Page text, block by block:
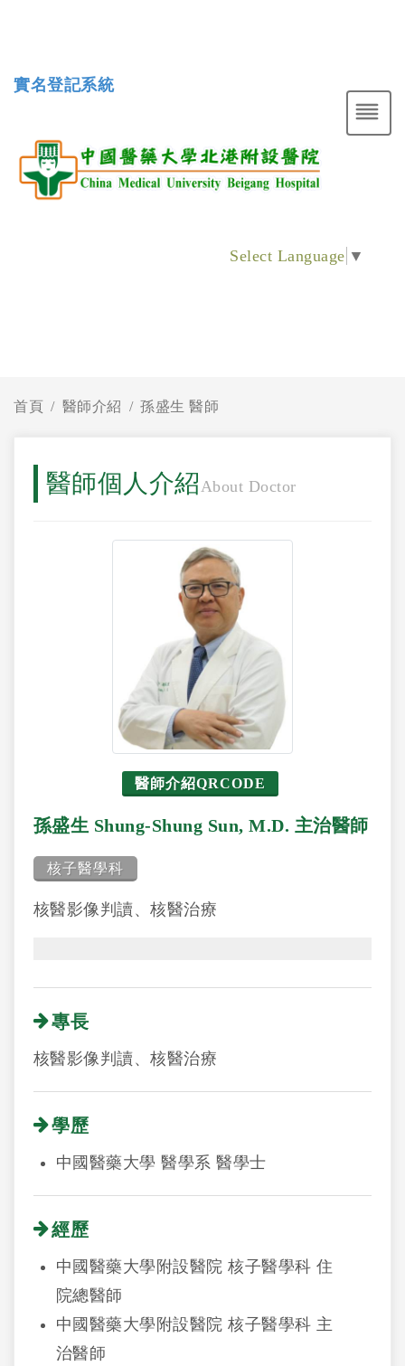
實名登記系統
Select Language ▼
首頁 醫師介紹 孫盛生 醫師
醫師個人介紹About Doctor
醫師介紹QRCODE
孫盛生 Shung-Shung Sun, M.D. 主治醫師
核子醫學科
核醫影像判讀、核醫治療
專長
核醫影像判讀、核醫治療
學歷
中國醫藥大學 醫學系 醫學士
經歷
中國醫藥大學附設醫院 核子醫學科 住
院總醫師
中國醫藥大學附設醫院 核子醫學科 主
治醫師